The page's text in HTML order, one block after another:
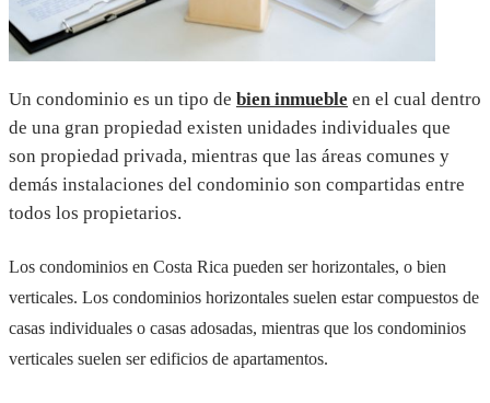
Un condominio es un tipo de bien inmueble en el cual dentro
de una gran propiedad existen unidades individuales que
son propiedad privada, mientras que las áreas comunes y
demás instalaciones del condominio son compartidas entre
todos los propietarios.
Los condominios en Costa Rica pueden ser horizontales, o bien
verticales. Los condominios horizontales suelen estar compuestos de
casas individuales o casas adosadas, mientras que los condominios
verticales suelen ser edificios de apartamentos.